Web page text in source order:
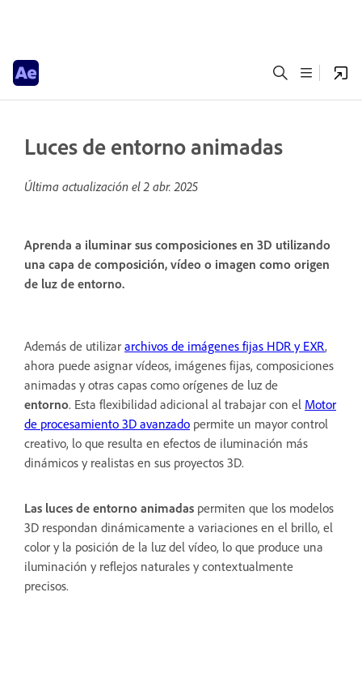
Luces de entorno animadas
Última actualización el2 abr. 2025
Aprenda a iluminar sus composiciones en 3D utilizando
una capa de composición, vídeo o imagen como origen
de luz de entorno.
Además de utilizar archivos de imágenes fijas HDR y EXR,
ahora puede asignar vídeos, imágenes fijas, composiciones
animadas y otras capas como orígenes de luz de
entorno. Esta flexibilidad adicional al trabajar con el Motor
de procesamiento 3D avanzado permite un mayor control
creativo, lo que resulta en efectos de iluminación más
dinámicos y realistas en sus proyectos 3D.
Las luces de entorno animadas permiten que los modelos
3D respondan dinámicamente a variaciones en el brillo, el
color y la posición de la luz del vídeo, lo que produce una
iluminación y reflejos naturales y contextualmente
precisos.